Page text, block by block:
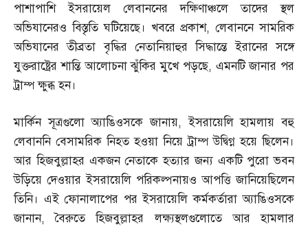
পাশাপাশি ইসরায়েল লেবাননের দক্ষিণাঞ্চলে তাদের স্থল
অভিযানেরও বিস্তৃতি ঘটিয়েছে। খবরে প্রকাশ,লেবাননে সামরিক
অভিযানের তীব্রতা বৃদ্ধির নেতানিয়াহুর সিদ্ধান্তে ইরানের সঙ্গে
যুক্তরাষ্ট্রের শান্তি আলোচনা ঝুঁকির মুখে পড়ছে, এমনটি জানার পর
ট্রাম্প ক্ষুব্ধ হন।
মার্কিন সূত্রগুলো অ্যাঙিওসকে জানায়,ইসরায়েলি হামলায় বহু
লেবাননি বেসামরিক নিহত হওয়া নিয়ে ট্রাম্প উদ্বিগ্ন হয়ে ছিলেন।
আর হিজবুল্লাহর একজন নেতাকে হত্যার জন্য একটি পুরো ভবন
উড়িয়ে দেওয়ার ইসরায়েলি পরিকল্পনায়ও আপত্তি জানিয়েছিলেন
তিনি। এই ফোনালাপের পর ইসরায়েলি কর্মকর্তারা অ্যাঙিওসকে
জানান,বৈরুতে হিজবুল্লাহর লক্ষ্যস্থলগুলোতে আর হামলার